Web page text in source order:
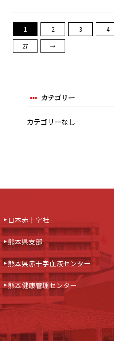
1 2 3 4
27 →
カテゴリー
カテゴリーなし
日本赤十字社
熊本県支部
熊本県赤十字血液センター
熊本健康管理センター